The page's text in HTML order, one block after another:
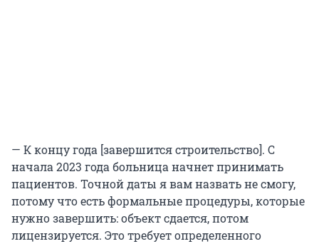
— К концу года [завершится строительство]. С
начала 2023 года больница начнет принимать
пациентов. Точной даты я вам назвать не смогу,
потому что есть формальные процедуры, которые
нужно завершить: объект сдается, потом
лицензируется. Это требует определенного